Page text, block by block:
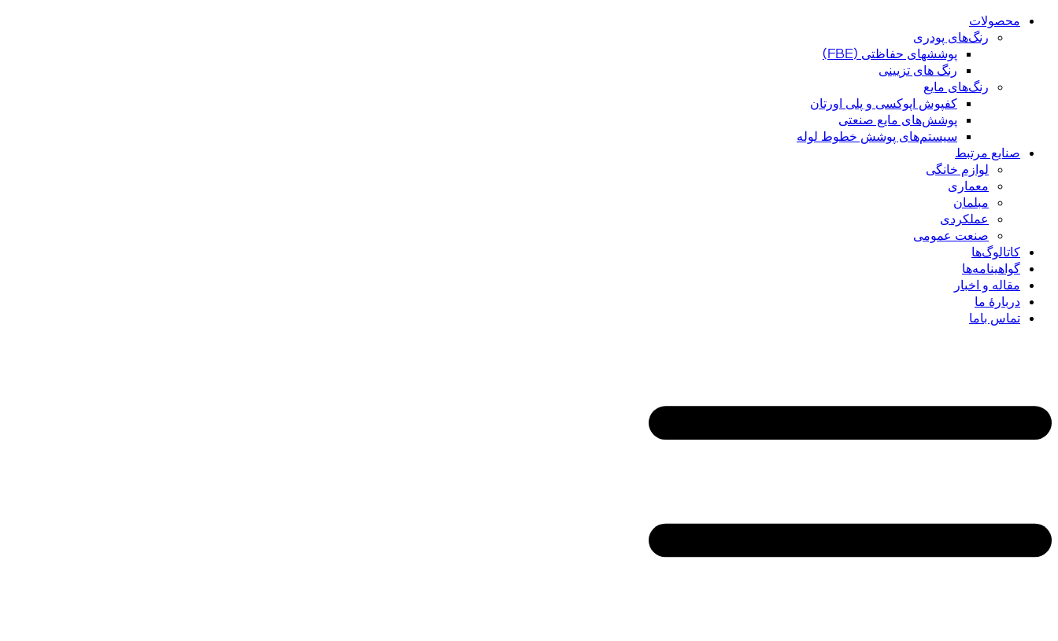
محصولات
رنگ‌های پودری
پوششهای حفاظتی (FBE)
رنگ های تزیینی
رنگ‌های مایع
کفپوش اپوکسی و پلی اورتان
پوشش‌های مایع صنعتی
سیستم‌های پوشش خطوط لوله
صنایع مرتبط
لوازم خانگی
معماری
مبلمان
عملکردی
صنعت عمومی
کاتالوگ‌ها
گواهینامه‌ها
مقاله و اخبار
دربارهٔ ما
تماس باما